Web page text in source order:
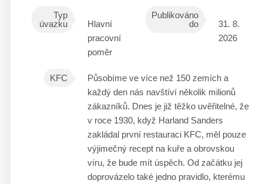
Typ
úvazku
Hlavní
pracovní
poměr
Publikováno
do
31. 8.
2026
KFC
Působíme ve více než 150 zemích a
každý den nás navštíví několik milionů
zákazníků. Dnes je již těžko uvěřitelné, že
v roce 1930, když Harland Sanders
zakládal první restauraci KFC, měl pouze
výjimečný recept na kuře a obrovskou
víru, že bude mít úspěch. Od začátku jej
doprovázelo také jedno pravidlo, kterému